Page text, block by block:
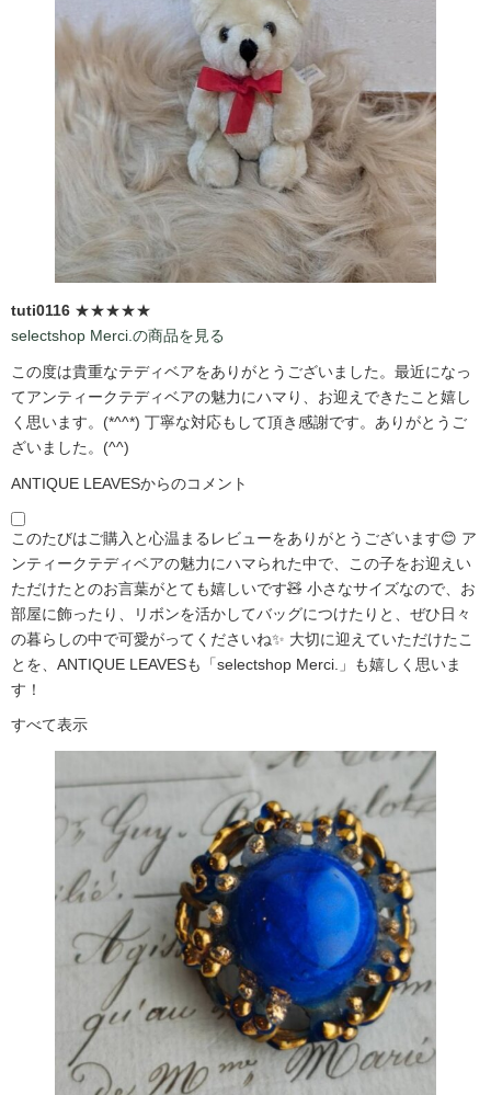
tuti0116 ★★★★★
selectshop Merci.の商品を見る
この度は貴重なテディベアをありがとうございました。最近になっ
てアンティークテディベアの魅力にハマり、お迎えできたこと嬉し
く思います。(*^^*) 丁寧な対応もして頂き感謝です。ありがとうご
ざいました。(^^)
ANTIQUE LEAVESからのコメント
このたびはご購入と心温まるレビューをありがとうございます😊 ア
ンティークテディベアの魅力にハマられた中で、この子をお迎えい
ただけたとのお言葉がとても嬉しいです🧸 小さなサイズなので、お
部屋に飾ったり、リボンを活かしてバッグにつけたりと、ぜひ日々
の暮らしの中で可愛がってくださいね✨ 大切に迎えていただけたこ
とを、ANTIQUE LEAVESも「selectshop Merci.」も嬉しく思いま
す！
すべて表示